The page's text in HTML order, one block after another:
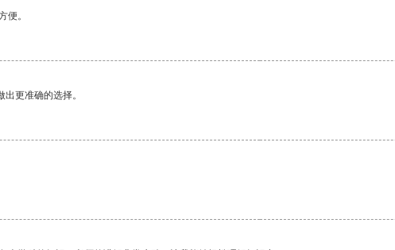
便。
更准确的选择。